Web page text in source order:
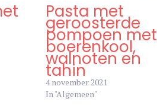
Pasta met
geroosterde
pompoen met
boerenkool,
walnoten en
tahin
4 november 2021
In "Algemeen"